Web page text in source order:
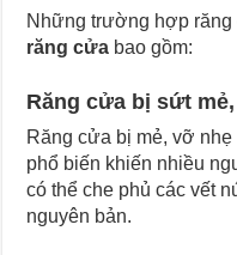
Những trường hợp
răng cửa bao gồm:
Răng cửa bị sứt
Răng cửa bị mẻ, vỡ
phổ biến khiến nhiều
có thể che phủ các vết
nguyên bản.